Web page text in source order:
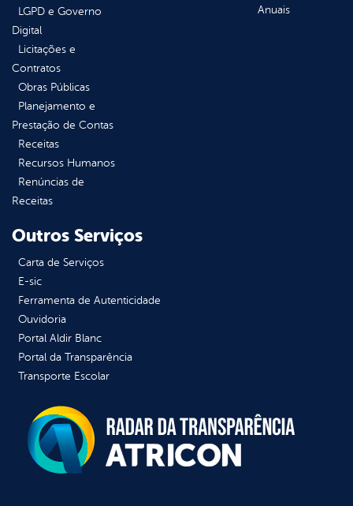
LGPD e Governo
Digital
Licitações e
Contratos
Obras Públicas
Planejamento e
Prestação de Contas
Receitas
Recursos Humanos
Renúncias de
Receitas
Anuais
Outros Serviços
Carta de Serviços
E-sic
Ferramenta de Autenticidade
Ouvidoria
Portal Aldir Blanc
Portal da Transparência
Transporte Escolar